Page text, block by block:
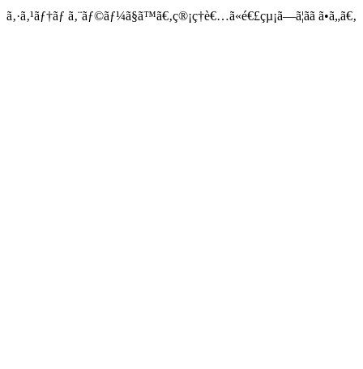
ã‚·ã‚¹ãƒ†ãƒ ã‚¨ãƒ©ãƒ¼ã§ã™ã€‚ç®¡ç†è€…ã«é€£çµ¡ã—ã¦ãã ã•ã„ã€‚